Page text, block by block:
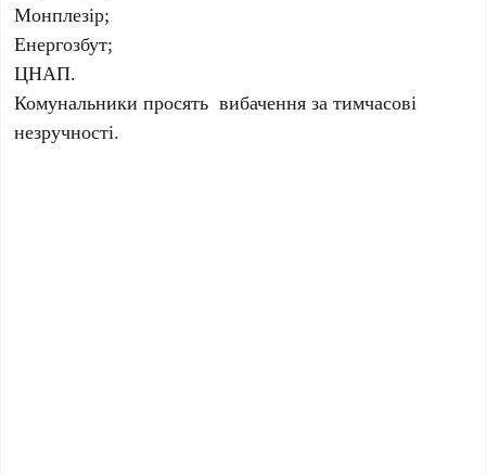
Монплезір;
Енергозбут;
ЦНАП.
Комунальники просять вибачення за тимчасові
незручності.